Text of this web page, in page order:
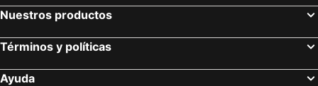
Casalpusterlengo, bed and breakfasts
San Giuliano Milanese, bed and breakfasts
Cavallasca, bed and breakfasts
Sesto San Giovanni, bed and breakfasts
Seriate, bed and breakfasts
Nuestros productos
Términos y políticas
Ayuda